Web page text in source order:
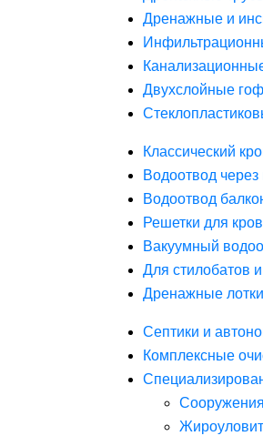
Дренажные и
Двухслойные
Классический
Водоотвод через
Водоотвод
Решетки для
Вакуумный
Для стилобатов
Дренажные лотки
Септики и
Комплексные